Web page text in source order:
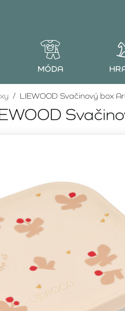
MÓDA
LIEWOOD Svačinový box